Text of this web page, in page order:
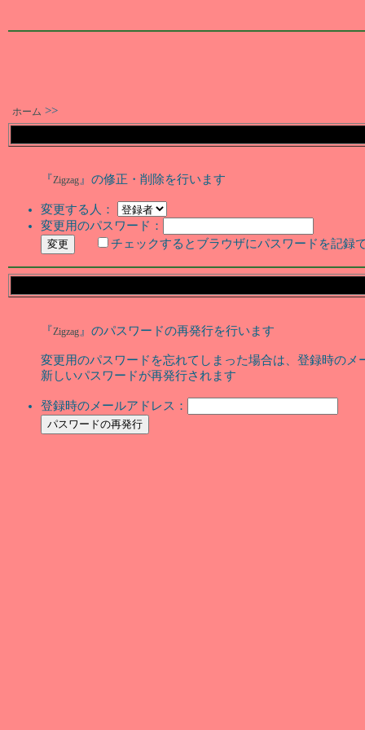
ホーム >>
『Zigzag』の修正・削除を行います
変更する人：
変更用のパスワード：
チェックするとブラウザにパスワードを記録
『Zigzag 』のパスワードの再発行を行います
変更用のパスワードを忘れてしまった場合は、登録時のメ
新しいパスワードが再発行されます
登録時のメールアドレス：